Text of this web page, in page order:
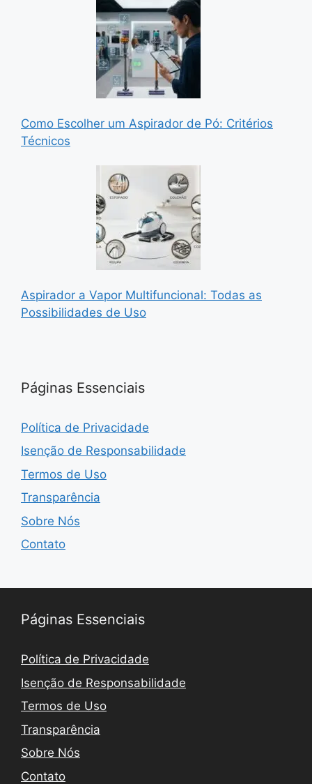
Como Escolher um Aspirador de Pó: Critérios
Técnicos
Aspirador a Vapor Multifuncional: Todas as
Possibilidades de Uso
Páginas Essenciais
Política de Privacidade
Isenção de Responsabilidade
Termos de Uso
Transparência
Sobre Nós
Contato
Páginas Essenciais
Política de Privacidade
Isenção de Responsabilidade
Termos de Uso
Transparência
Sobre Nós
Contato